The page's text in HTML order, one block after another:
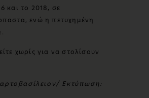
και το 2018, σε
ενώ η πετυχημένη
χωρίς για να στολίσουν
Εκτύπωση: